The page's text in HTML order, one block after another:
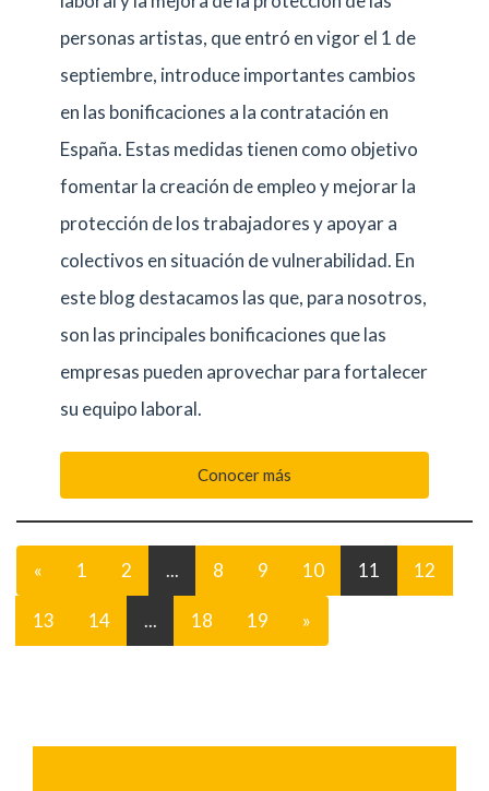
personas artistas, que entró en vigor el 1 de
septiembre, introduce importantes cambios
en las bonificaciones a la contratación en
España. Estas medidas tienen como objetivo
fomentar la creación de empleo y mejorar la
protección de los trabajadores y apoyar a
colectivos en situación de vulnerabilidad. En
este blog destacamos las que, para nosotros,
son las principales bonificaciones que las
empresas pueden aprovechar para fortalecer
su equipo laboral.
Conocer más
« 1 2 ... 8 9 10 11 12
13 14 ... 18 19 »